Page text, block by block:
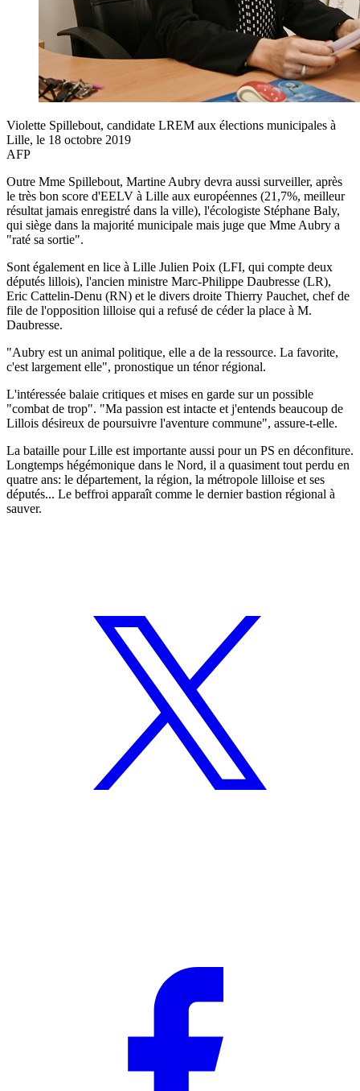
Violette Spillebout, candidate LREM aux élections municipales à
Lille, le 18 octobre 2019
AFP
Outre Mme Spillebout, Martine Aubry devra aussi surveiller, après
le très bon score d'EELV à Lille aux européennes (21,7%, meilleur
résultat jamais enregistré dans la ville), l'écologiste Stéphane Baly,
qui siège dans la majorité municipale mais juge que Mme Aubry a
"raté sa sortie".
Sont également en lice à Lille Julien Poix (LFI, qui compte deux
députés lillois), l'ancien ministre Marc-Philippe Daubresse (LR),
Eric Cattelin-Denu (RN) et le divers droite Thierry Pauchet, chef de
file de l'opposition lilloise qui a refusé de céder la place à M.
Daubresse.
"Aubry est un animal politique, elle a de la ressource. La favorite,
c'est largement elle", pronostique un ténor régional.
L'intéressée balaie critiques et mises en garde sur un possible
"combat de trop". "Ma passion est intacte et j'entends beaucoup de
Lillois désireux de poursuivre l'aventure commune", assure-t-elle.
La bataille pour Lille est importante aussi pour un PS en déconfiture.
Longtemps hégémonique dans le Nord, il a quasiment tout perdu en
quatre ans: le département, la région, la métropole lilloise et ses
députés... Le beffroi apparaît comme le dernier bastion régional à
sauver.